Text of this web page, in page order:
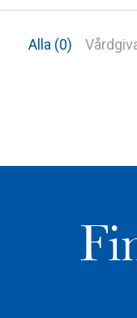
Alla (0)